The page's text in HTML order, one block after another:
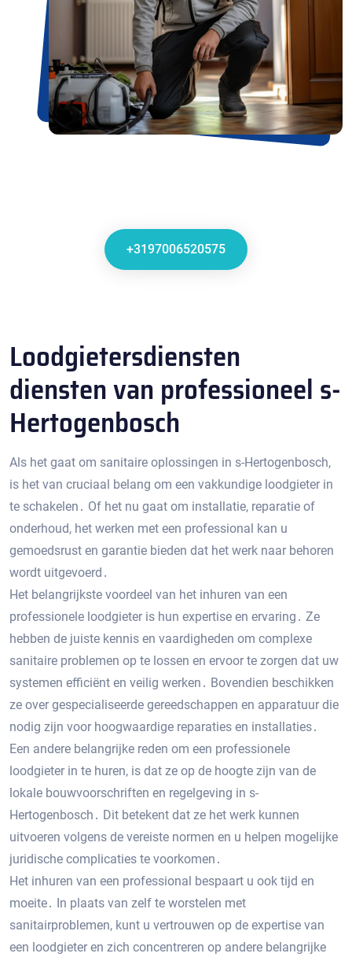
+3197006520575
Loodgietersdiensten
diensten van professioneel s-
Hertogenbosch
Als het gaat om sanitaire oplossingen in s-Hertogenbosch,
is het van cruciaal belang om een vakkundige loodgieter in
te schakelen․ Of het nu gaat om installatie, reparatie of
onderhoud, het werken met een professional kan u
gemoedsrust en garantie bieden dat het werk naar behoren
wordt uitgevoerd․
Het belangrijkste voordeel van het inhuren van een
professionele loodgieter is hun expertise en ervaring․ Ze
hebben de juiste kennis en vaardigheden om complexe
sanitaire problemen op te lossen en ervoor te zorgen dat uw
systemen efficiënt en veilig werken․ Bovendien beschikken
ze over gespecialiseerde gereedschappen en apparatuur die
nodig zijn voor hoogwaardige reparaties en installaties․
Een andere belangrijke reden om een ​​professionele
loodgieter in te huren, is dat ze op de hoogte zijn van de
lokale bouwvoorschriften en regelgeving in s-
Hertogenbosch․ Dit betekent dat ze het werk kunnen
uitvoeren volgens de vereiste normen en u helpen mogelijke
juridische complicaties te voorkomen․
Het inhuren van een professional bespaart u ook tijd en
moeite․ In plaats van zelf te worstelen met
sanitairproblemen, kunt u vertrouwen op de expertise van
een loodgieter en zich concentreren op andere belangrijke